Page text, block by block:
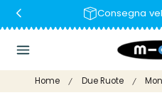
Contenuto Consegna
Home Due Ruote